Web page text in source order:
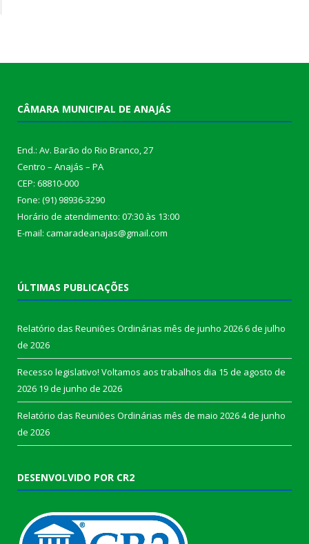
CÂMARA MUNICIPAL DE ANAJÁS
End.: Av. Barão do Rio Branco, 27
Centro – Anajás – PA
CEP: 68810-000
Fone: (91) 98936-3290
Horário de atendimento: 07:30 às 13:00
E-mail: camaradeanajas@gmail.com
ÚLTIMAS PUBLICAÇÕES
Relatório das Reuniões Ordinárias mês de junho 20266 de julho
de 2026
Recesso legislativo! Voltamos aos trabalhos dia 15 de agosto de
2026 19 de junho de 2026
Relatório das Reuniões Ordinárias mês de maio 20264 de junho
de 2026
DESENVOLVIDO POR CR2